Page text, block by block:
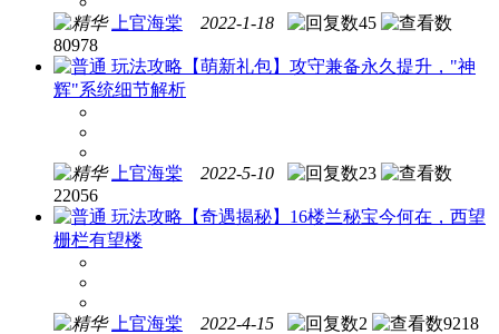
上官海棠 2022-1-18
45
80978
玩法攻略 【萌新礼包】攻守兼备永久提升，"神
辉"系统细节解析
上官海棠 2022-5-10
23
22056
玩法攻略 【奇遇揭秘】16楼兰秘宝今何在，西望
栅栏有望楼
上官海棠 2022-4-15 2
9218